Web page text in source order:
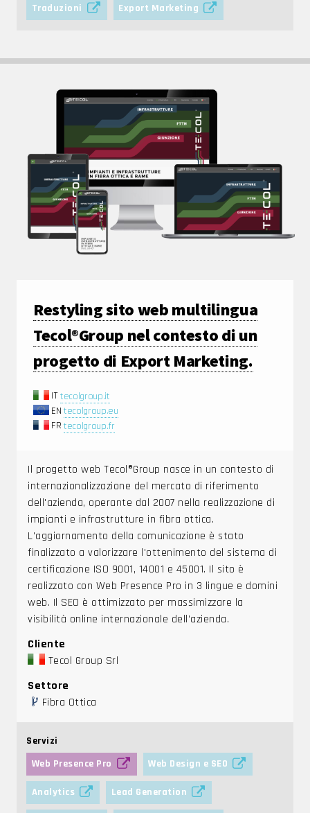
Traduzioni Export Marketing
Restyling sito web multilingua
Tecol®Group nel contesto di un
progetto di Export Marketing.
ITtecolgroup.it
ENtecolgroup.eu
FRtecolgroup.fr
Il progetto web Tecol®Group nasce in un contesto di
internazionalizzazione del mercato di riferimento
dell'azienda, operante dal 2007 nella realizzazione di
impianti e infrastrutture in fibra ottica.
L'aggiornamento della comunicazione è stato
finalizzato a valorizzare l'ottenimento del sistema di
certificazione ISO 9001, 14001 e 45001. Il sito è
realizzato con Web Presence Pro in 3 lingue e domini
web. Il SEO è ottimizzato per massimizzare la
visibilità online internazionale dell'azienda.
Cliente
Tecol Group Srl
Settore
Fibra Ottica
Servizi
Web Presence Pro
Web Design e SEO
Analytics Lead Generation